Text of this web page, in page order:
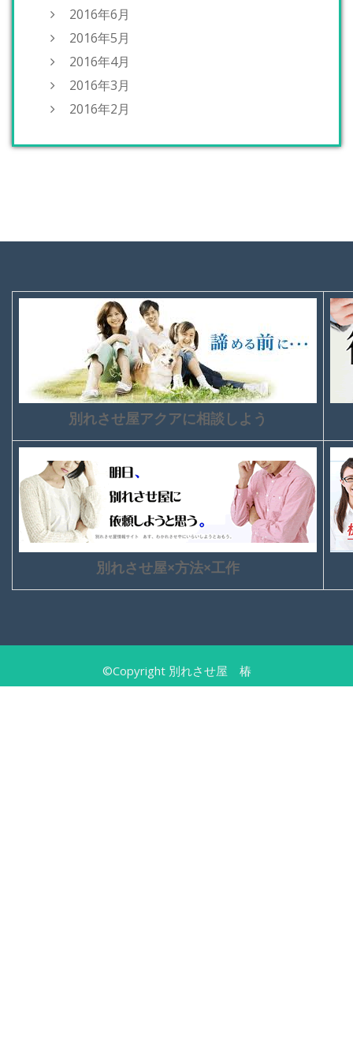
2016年6月
2016年5月
2016年4月
2016年3月
2016年2月
別れさせ屋アクアに相談しよう
別れさせ屋×方法×工作
©Copyright 別れさせ屋 椿